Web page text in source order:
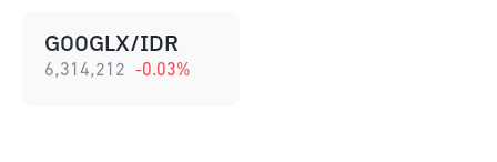
GOOGLX/IDR
6,314,212 -0.03%